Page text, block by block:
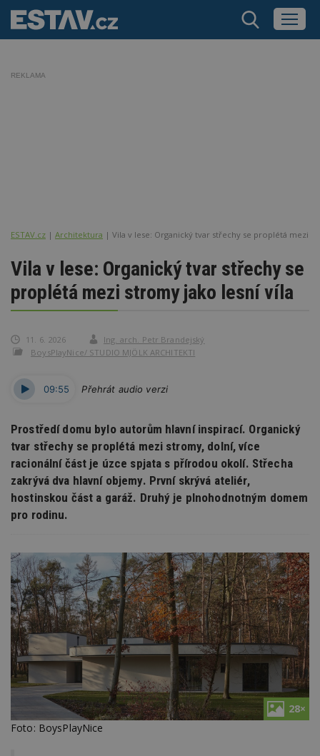
REKLAMA
ESTAV.cz Architektura Vila v lese: Organický tvar střechy se proplétá mezi
Vila v lese: Organický tvar střechy se
proplétá mezi stromy jako lesní víla
11. 6. 2026
Ing. arch. Petr Brandejský
BoysPlayNice/ STUDIO MJÖLK ARCHITEKTI
09:55 Přehrát audio verzi
Prostředí domu bylo autorům hlavní inspirací. Organický
tvar střechy se proplétá mezi stromy, dolní, více
racionální část je úzce spjata s přírodou okolí. Střecha
zakrývá dva hlavní objemy. První skrývá ateliér,
hostinskou část a garáž. Druhý je plnohodnotným domem
pro rodinu.
28×
Foto: BoysPlayNice